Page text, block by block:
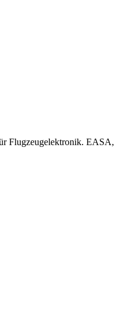
Flugzeugelektronik. EASA,